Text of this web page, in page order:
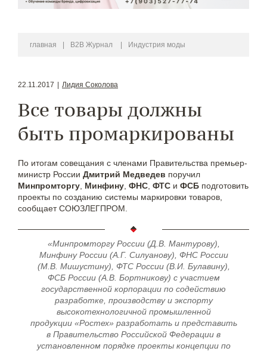
главная B2B Журнал Индустрия моды
22.11.2017 Лидия Соколова
Все товары должны
быть промаркированы
По итогам совещания с членами Правительства премьер-
министр России Дмитрий Медведев поручил
Минпромторгу Минфину ФНС ФТС и ФСБ подготовить
проекты по созданию системы маркировки товаров,
сообщает СОЮЗЛЕГПРОМ.
«Минпромторгу России (Д.В. Мантурову),
Минфину России (А.Г. Силуанову), ФНС России
(М.В. Мишустину), ФТС России (В.И. Булавину),
ФСБ России (А.В. Бортникову) с участием
государственной корпорации по содействию
разработке, производству и экспорту
высокотехнологичной промышленной
продукции «Ростех» разработать и представить
в Правительство Российской Федерации в
установленном порядке проекты концепции по